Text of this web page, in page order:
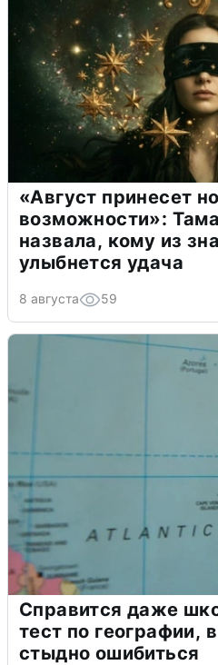
«Август принесет
возможности»:
назвала, кому из
улыбнется удача
8 августа 59
Справится даже
тест по географии,
стыдно ошибиться